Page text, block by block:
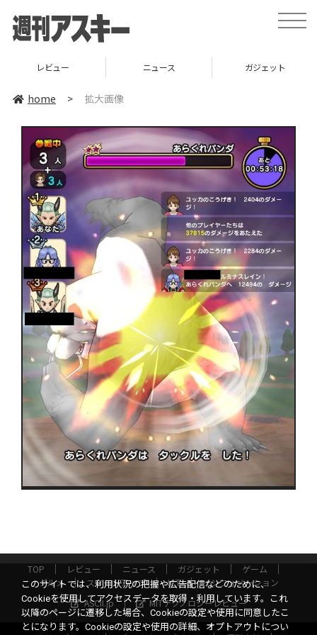
toggle
レビュー ニュース ガジェット
home > 拡大画像
TOP レビュー ニュース ガジェット
ゲーム
グルメ
スタートアップ ICT
インフォメーション
ASCII.jp
MITテクノロジーレビュー
このサイトでは、利用状況の把握や広告配信などのために、
Cookieを使用してアクセスデータを取得・利用しています。これ
以降のページに遷移した場合、Cookieの設定や使用に同意したこ
とになります。Cookieの設定や使用の詳細、オプトアウトについ